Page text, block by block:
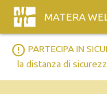
MATERA
error_outline PARTECIPA IN
la distanza di